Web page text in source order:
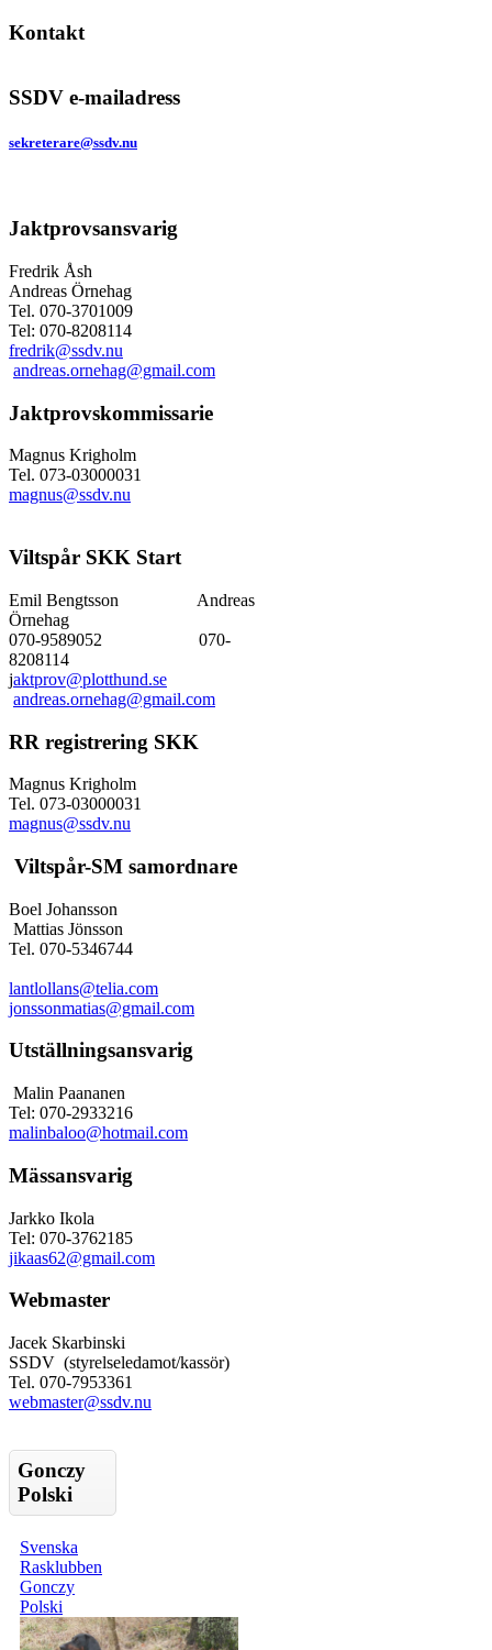
Kontakt
SSDV e-mailadress
sekreterare@ssdv.nu
Jaktprovsansvarig
Fredrik Åsh
Andreas Örnehag
Tel. 070-3701009
Tel: 070-8208114
fredrik@ssdv.nu
andreas.ornehag@gmail.com
Jaktprovskommissarie
Magnus Krigholm
Tel. 073-03000031
magnus@ssdv.nu
Viltspår SKK Start
Emil Bengtsson Andreas
Örnehag
070-9589052 070-
8208114
jaktprov@plotthund.se
andreas.ornehag@gmail.com
RR registrering SKK
Magnus Krigholm
Tel. 073-03000031
magnus@ssdv.nu
Viltspår-SM samordnare
Boel Johansson
Mattias Jönsson
Tel. 070-5346744
lantlollans@telia.com
jonssonmatias@gmail.com
Utställningsansvarig
Malin Paananen
Tel: 070-2933216
malinbaloo@hotmail.com
Mässansvarig
Jarkko Ikola
Tel: 070-3762185
jikaas62@gmail.com
Webmaster
Jacek Skarbinski
SSDV (styrelseledamot/kassör)
Tel. 070-7953361
webmaster@ssdv.nu
Gonczy
Polski
Svenska
Rasklubben
Gonczy
Polski